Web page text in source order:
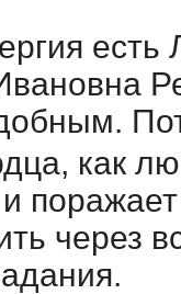
как
поражает
через